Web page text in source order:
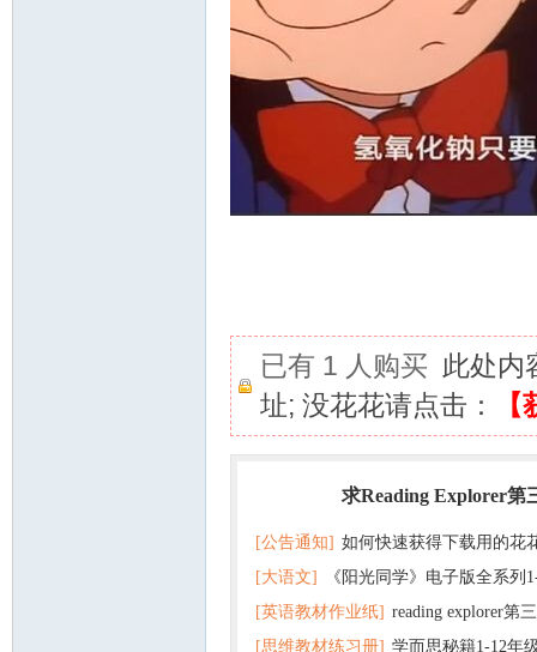
已有 1 人购买 此处内
址; 没花花请点击：
求Reading Explorer第
[公告通知] 如何快速获得下载用的花
[大语文]
《阳光同学》电子版全系列
+英语
[英语教材作业纸] reading explorer第
+音频 百度云网盘下载
[思维教材练习册] 学而思秘籍1-12年